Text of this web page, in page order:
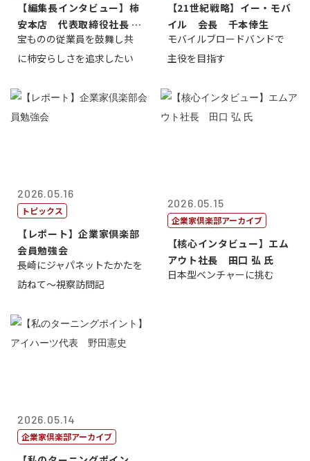
【編集長インタビュー】柿
安本店 代表取締役社長 赤
塚保正
宝ものの従業員を鼓舞し共
に柿安らしさを追求したい
【21世紀戦略】イー・モバ
イル 会長 千本倖生
モバイルブロードバンドで
主役を目指す
2026.05.16
トピックス
【レポート】企業家倶楽部
会員勉強会
長崎にジャパネットたかたを
訪ねて～視察訪問記
2026.05.15
企業家倶楽部アーカイブ
【核心インタビュー】エム
アウト社長 田口 弘 氏
日本型ベンチャーに挑む
2026.05.14
企業家倶楽部アーカイブ